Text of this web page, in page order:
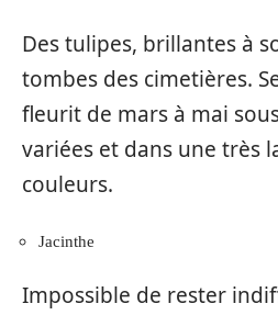
Des tulipes, brillantes à
tombes des cimetières.
fleurit de mars à mai
variées et dans une très
couleurs.
Jacinthe
Impossible de rester